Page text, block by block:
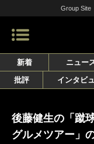
Group Site
新着 ニュー
批評
インタビ
後藤健生の「蹴
グルメツアー」